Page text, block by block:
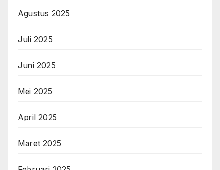
Agustus 2025
Juli 2025
Juni 2025
Mei 2025
April 2025
Maret 2025